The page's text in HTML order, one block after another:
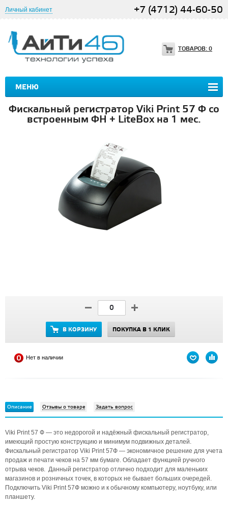
Личный кабинет +7 (4712) 44-60-50
МЕНЮ
ТОВАРОВ: 0
Фискальный регистратор Viki Print 57 Ф со
встроенным ФН + LiteBox на 1 мес.
В КОРЗИНУ ПОКУПКА В 1 КЛИК
Нет в наличии
Описание Отзывы о товаре Задать вопрос
Viki Print 57 Ф — это недорогой и надёжный фискальный регистратор,
имеющий простую конструкцию и минимум подвижных деталей.
Фискальный регистратор Viki Print 57Ф — экономичное решение для учета
продаж и печати чеков на 57 мм бумаге. Обладает функцией ручного
отрыва чеков. Данный регистратор отлично подходит для маленьких
магазинов и розничных точек, в которых не бывает больших очередей.
Подключить Viki Print 57Ф можно и к обычному компьютеру, ноутбуку, или
планшету.